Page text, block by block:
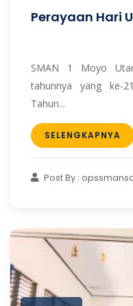
Perayaan Hari
SMAN 1 Moyo
tahunnya yang ke-
Tahun...
SELENGKAPNYA
Post By :